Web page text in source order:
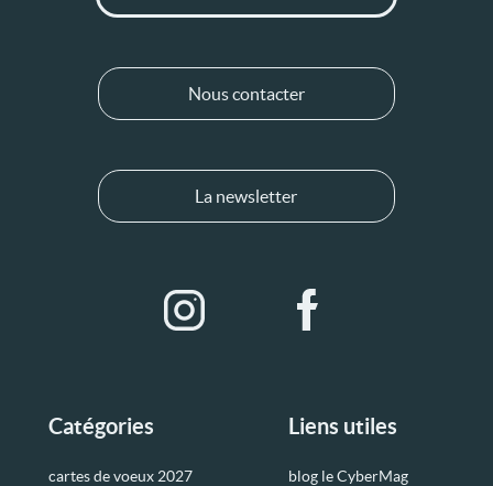
Catégories
cartes de voeux 2027
Liens utiles
blog le CyberMag
Nous contacter
La newsletter